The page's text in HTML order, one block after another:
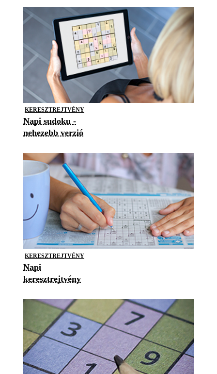
KERESZTREJTVÉNY
Napi sudoku -
nehezebb verzió
KERESZTREJTVÉNY
Napi
keresztrejtvény